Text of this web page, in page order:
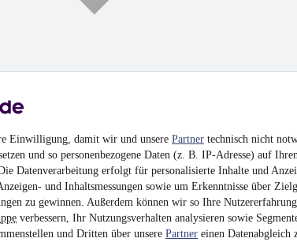
Einwilligung, damit wir und unsere Partner technisch nicht
und so personenbezogene Daten (z. B. IP-Adresse) auf
Datenverarbeitung erfolgt für personalisierte Inhalte und
und Inhaltsmessungen sowie um Erkenntnisse über
zu gewinnen. Außerdem können wir so Ihre
verbessern, Ihr Nutzungsverhalten analysieren sowie
und Dritten über unsere Partner einen Datenabgleich
Mercedes-
750.000
Wohnkabine
•390 kW